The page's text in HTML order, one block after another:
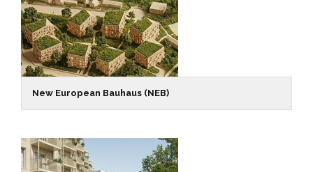
New European Bauhaus (NEB)